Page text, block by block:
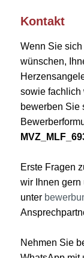
Kontakt
Wenn Sie
wünschen,
sowie fachlich
bewerben Sie
Erste Fragen
wir Ihnen gern
unter
Nehmen Sie